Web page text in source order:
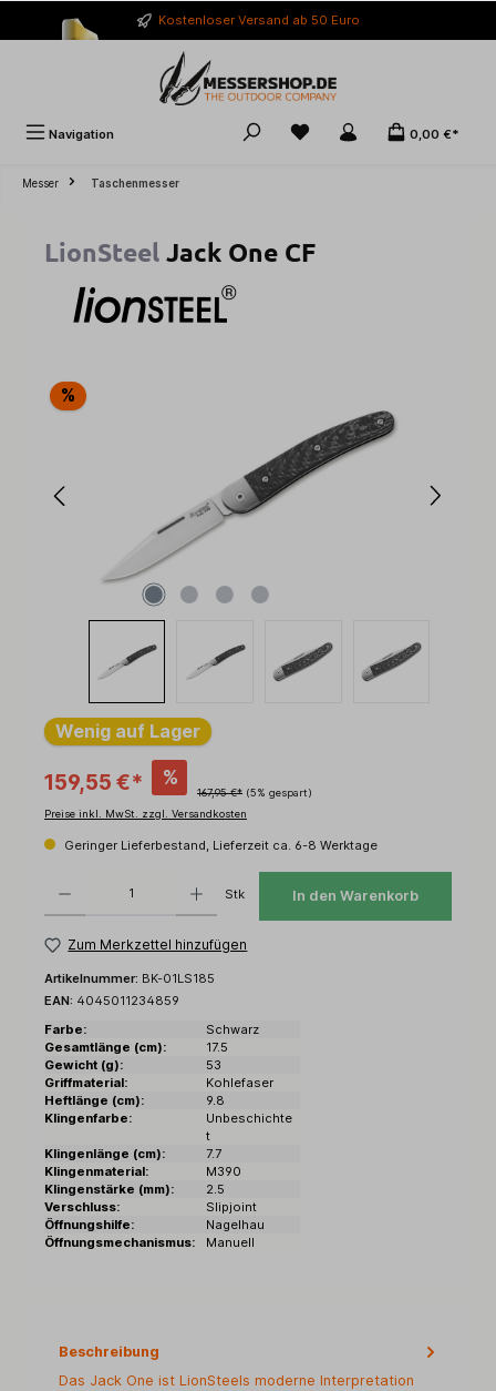
springen Kostenloser Versand ab 50 Euro
Navigation 0,00 €*
Messer Taschenmesser
LionSteel Jack One CF
Bildergalerie überspringen
%
Wenig auf Lager
159,55 €* %
167,95 €* (5% gespart)
Preise inkl. MwSt. zzgl. Versandkosten
Geringer Lieferbestand, Lieferzeit ca. 6-8 Werktage
Stk In den Warenkorb
Zum Merkzettel hinzufügen
Artikelnummer: BK-01LS185
EAN: 4045011234859
Farbe:
Schwarz
Gesamtlänge (cm):
17.5
Gewicht (g):
53
Griffmaterial:
Kohlefaser
Heftlänge (cm):
9.8
Klingenfarbe:
Unbeschichte
t
Klingenlänge (cm):
7.7
Klingenmaterial:
M390
Klingenstärke (mm):
2.5
Verschluss:
Slipjoint
Öffnungshilfe:
Nagelhau
Öffnungsmechanismus:
Manuell
Beschreibung
Das Jack One ist LionSteels moderne Interpretation